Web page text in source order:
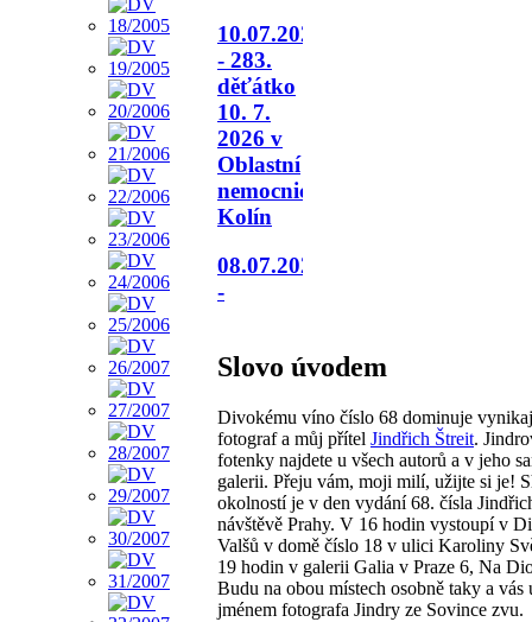
10.07.2026
- 283.
děťátko
10. 7.
2026 v
Oblastní
nemocnici
Kolín
08.07.2026
-
Slovo úvodem
Divokému víno číslo 68 dominuje
fotograf a můj přítel Jindřich Štreit.
fotenky najdete u všech autorů a v jeho
galerii. Přeju vám, moji milí, užijte si je!
okolností je v den vydání 68. čísla
návštěvě Prahy. V 16 hodin vystoupí v
Valšů v domě číslo 18 v ulici Karoliny
19 hodin v galerii Galia v Praze 6, Na
Budu na obou místech osobně taky a vás
jménem fotografa Jindry ze Sovince zvu.